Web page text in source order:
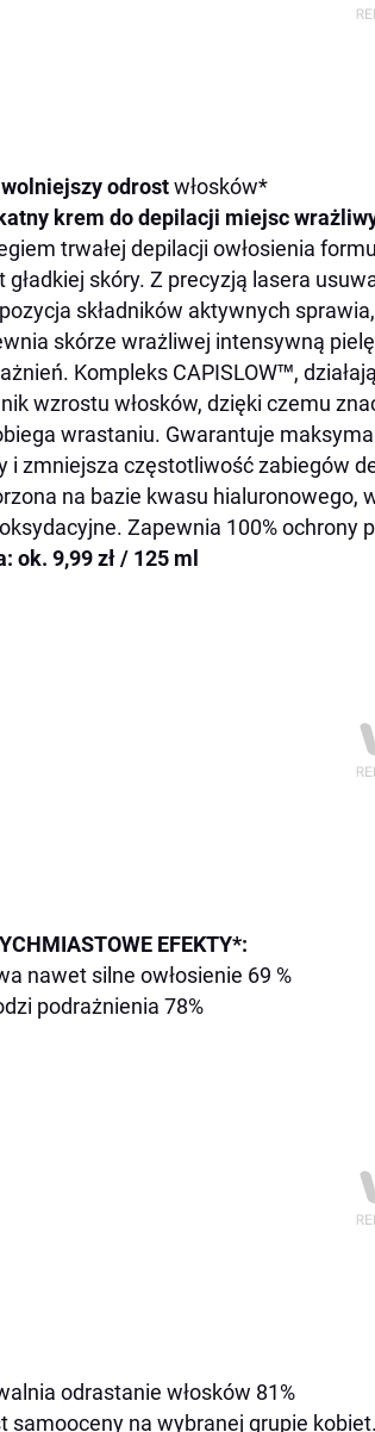
wolniejszy odrostwłosków*
krem do depilacji miejsc
trwałej depilacji owłosienia
gładkiej skóry. Z precyzją lasera
składników aktywnych
skórze wrażliwej intensywną
Kompleks CAPISLOW™,
wzrostu włosków, dzięki czemu
wrastaniu. Gwarantuje
i zmniejsza częstotliwość zabiegów
na bazie kwasu hialuronowego,
Zapewnia 100% ochrony
ok. 9,99 zł / 125 ml
EFEKTY*:
nawet silne owłosienie 69 %
podrażnienia 78%
odrastanie włosków 81%
samooceny na wybranej grupie kobiet.